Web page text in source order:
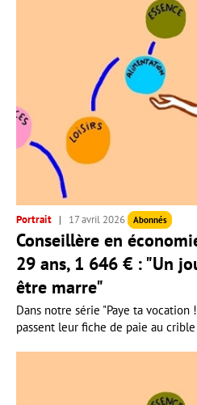
Portrait 17 avril 2026 Abonnés
Conseillère en
29 ans, 1 646 € : "Un
être marre"
Dans notre série "Paye ta vocation
passent leur fiche de paie au